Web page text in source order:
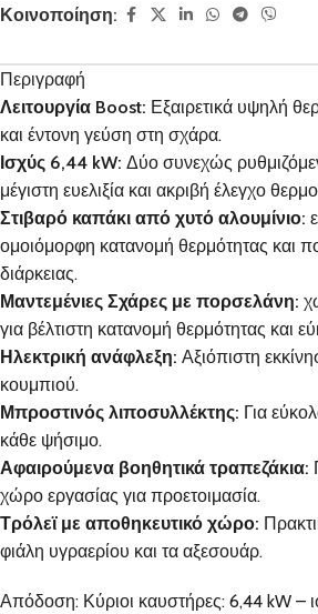
Κοινοποίηση:
Περιγραφή
Λειτουργία Boost: Εξαιρετικά υψηλή
και έντονη γεύση στη σχάρα.
Ισχύς 6,44 kW: Δύο συνεχώς
μέγιστη ευελιξία και ακριβή έλεγχο
Στιβαρό καπάκι από χυτό αλουμίνιο:
ομοιόμορφη κατανομή θερμότητας και
διάρκειας.
Μαντεμένιες Σχάρες με πορσελάνη:
για βέλτιστη κατανομή θερμότητας και
Ηλεκτρική ανάφλεξη: Αξιόπιστη
κουμπιού.
Μπροστινός λιποσυλλέκτης: Για
κάθε ψήσιμο.
Αφαιρούμενα βοηθητικά τραπεζάκια:
χώρο εργασίας για προετοιμασία.
Τρόλεϊ με αποθηκευτικό χώρο:
φιάλη υγραερίου και τα αξεσουάρ.
Απόδοση: Κύριοι καυστήρες: 6,44 kW –